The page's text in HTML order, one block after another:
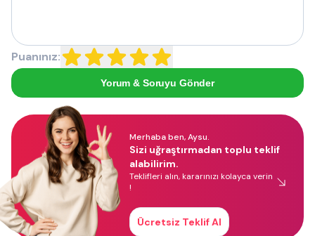
Puanınız:
Yorum & Soruyu Gönder
Merhaba ben, Aysu.
Sizi uğraştırmadan toplu teklif
alabilirim.
Teklifleri alın, kararınızı kolayca verin
!
Ücretsiz Teklif Al